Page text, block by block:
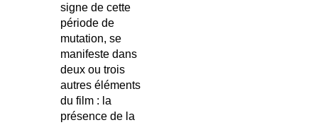
signe de cette
période de
mutation, se
manifeste dans
deux ou trois
autres éléments
du film : la
présence de la